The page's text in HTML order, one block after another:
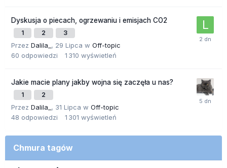
Dyskusja o piecach, ogrzewaniu i emisjach CO2
1 2 3
Przez Dalila_ , 29 Lipca w Off-topic
60 odpowiedzi 1 310 wyświetleń
Jakie macie plany jakby wojna się zaczęła u nas?
1 2
Przez Dalila_ , 31 Lipca w Off-topic
48 odpowiedzi 1 301 wyświetleń
Chmura tagów